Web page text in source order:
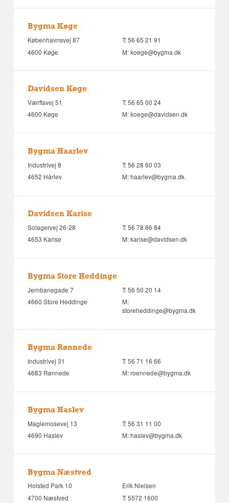
Bygma Køge
Københavnsvej 87
4600 Køge
T:56 65 21 91
M:koege@bygma.dk
Davidsen Køge
Værftsvej 51
4600 Køge
T:56 65 00 24
M:koege@davidsen.dk
Bygma Haarlev
Industrivej 8
4652 Hårlev
T:56 28 60 03
M:haarlev@bygma.dk
Davidsen Karise
Solagervej 26-28
4653 Karise
T:56 78 86 84
M:karise@davidsen.dk
Bygma Store Heddinge
Jernbanegade 7
4660 Store Heddinge
T:56 50 20 14
M:
storeheddinge@bygma.dk
Bygma Rønnede
Industrivej 31
4683 Rønnede
T:56 71 16 66
M:roennede@bygma.dk
Bygma Haslev
Maglemosevej 13
4690 Haslev
T:56 31 11 00
M:haslev@bygma.dk
Bygma Næstved
Holsted Park 10
4700 Næstved
Erik Nielsen
T:5572 1600